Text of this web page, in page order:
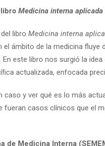
Medicina interna
libro Medicina interna
ámbito de la medicina
este libro nos surgió la
actualizada, enfocada
caso y ver qué es lo más
casos clínicos que el
de Medicina Interna